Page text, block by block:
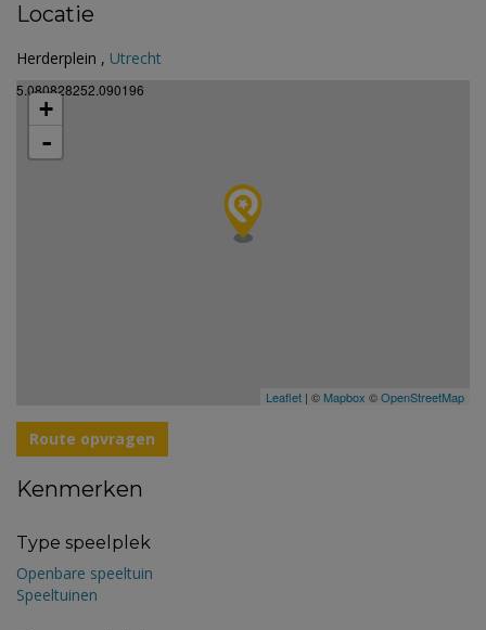
Locatie
Herderplein , Utrecht
5.080828252.090196
+
-
Leaflet | © Mapbox ©OpenStreetMap
Route opvragen
Kenmerken
Type speelplek
Openbare speeltuin
Speeltuinen